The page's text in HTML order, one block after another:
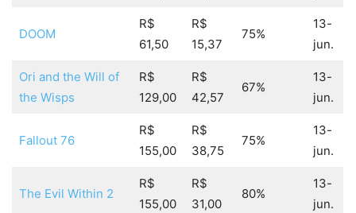
DOOM
R$
61,50
R$
15,37
75%
13-
jun.
Ori and the Will of
the Wisps
R$
129,00
R$
42,57
67%
13-
jun.
Fallout 76
R$
155,00
R$
38,75
75%
13-
jun.
The Evil Within 2
R$
155,00
R$
31,00
80%
13-
jun.